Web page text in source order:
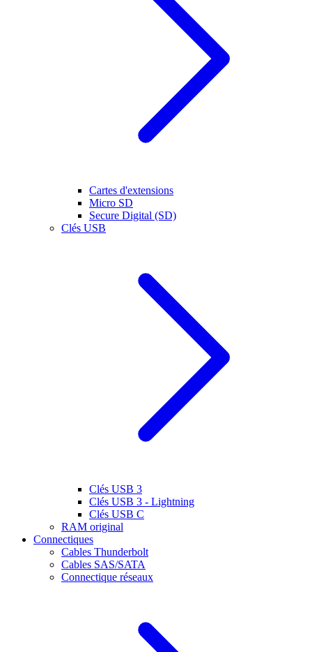
Cartes d'extensions
Micro SD
Secure Digital (SD)
Clés USB
Clés USB 3
Clés USB 3 - Lightning
Clés USB C
RAM original
Connectiques
Cables Thunderbolt
Cables SAS/SATA
Connectique réseaux